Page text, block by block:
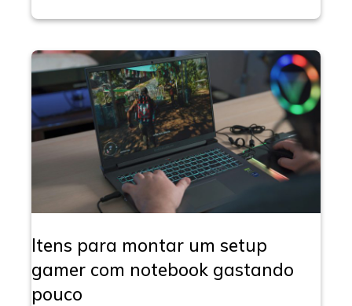
Itens para montar um setup
gamer com notebook gastando
pouco